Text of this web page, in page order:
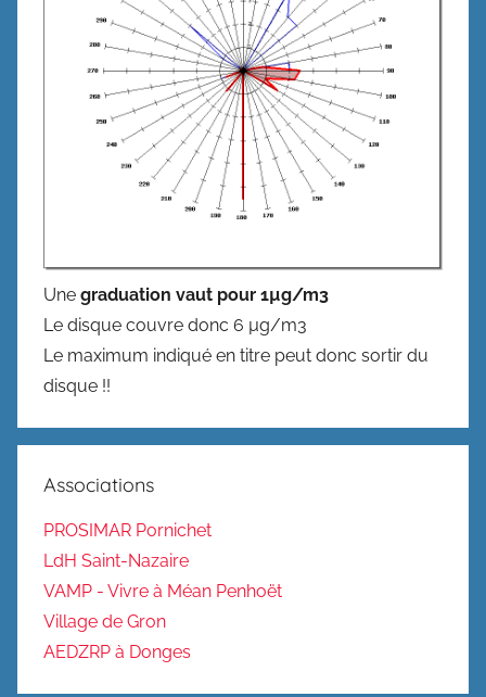
Une graduation vaut pour 1µg/m3
Le disque couvre donc 6 µg/m3
Le maximum indiqué en titre peut donc sortir du
disque !!
Associations
PROSIMAR Pornichet
LdH Saint-Nazaire
VAMP - Vivre à Méan Penhoët
Village de Gron
AEDZRP à Donges